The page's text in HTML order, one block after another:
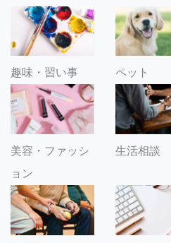
趣味・習い事 ペット
美容・ファッシ
ョン
生活相談